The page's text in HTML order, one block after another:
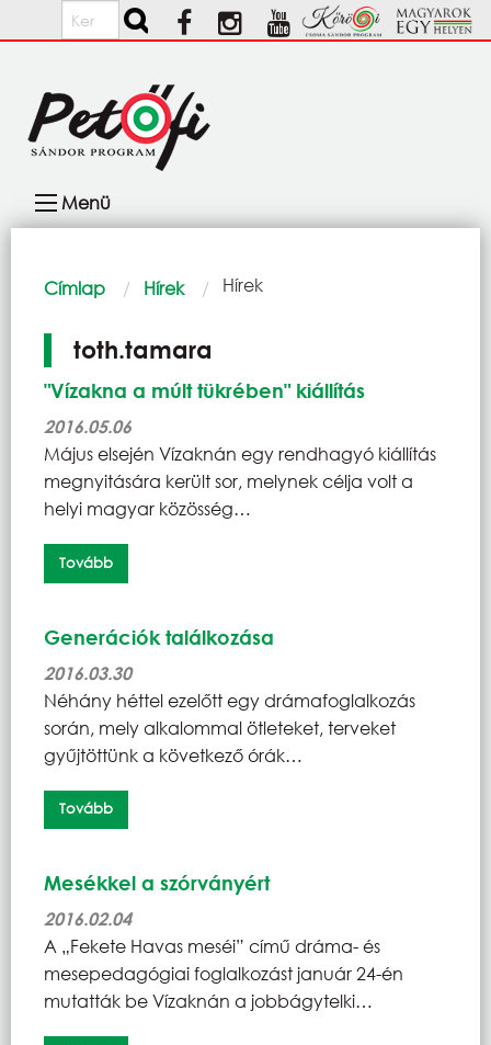
Ugrás a tartalomra
Keresés
navigáció
Menü
Morzsa
Címlap Hírek Current:
Hírek
toth.tamara
"Vízakna a múlt tükrében" kiállítás
2016.05.06
Május elsején Vízaknán egy rendhagyó kiállítás
megnyitására került sor, melynek célja volt a
helyi magyar közösség…
Tovább
Generációk találkozása
2016.03.30
Néhány héttel ezelőtt egy drámafoglalkozás
során, mely alkalommal ötleteket, terveket
gyűjtöttünk a következő órák…
Tovább
Mesékkel a szórványért
2016.02.04
A „Fekete Havas meséi” című dráma- és
mesepedagógiai foglalkozást január 24-én
mutatták be Vízaknán a jobbágytelki…